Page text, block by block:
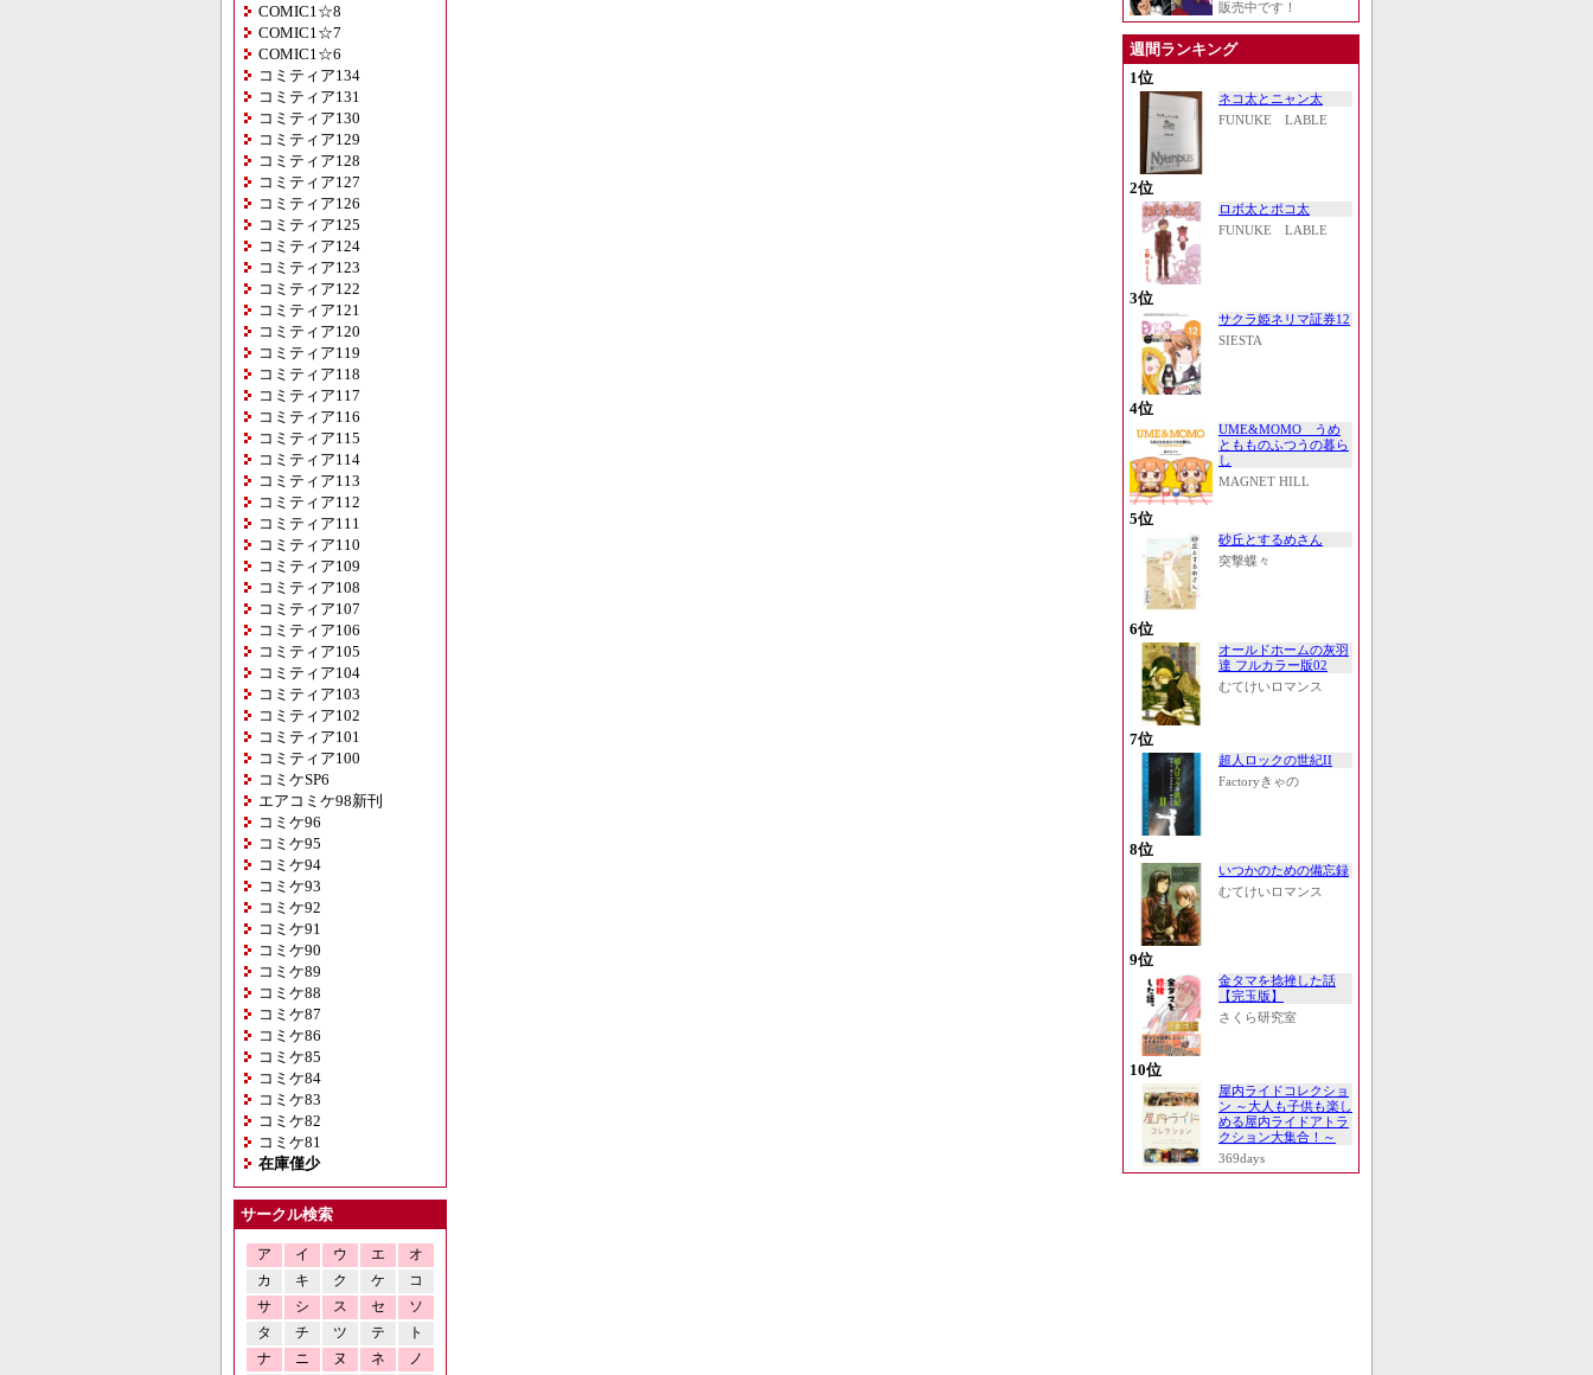
COMIC1☆8
COMIC1☆7
COMIC1☆6
コミティア134
コミティア131
コミティア130
コミティア129
コミティア128
コミティア127
コミティア126
コミティア125
コミティア124
コミティア123
コミティア122
コミティア121
コミティア120
コミティア119
コミティア118
コミティア117
コミティア116
コミティア115
コミティア114
コミティア113
コミティア112
コミティア111
コミティア110
コミティア109
コミティア108
コミティア107
コミティア106
コミティア105
コミティア104
コミティア103
コミティア102
コミティア101
コミティア100
コミケSP6
エアコミケ98新刊
コミケ96
コミケ95
コミケ94
コミケ93
コミケ92
コミケ91
コミケ90
コミケ89
コミケ88
コミケ87
コミケ86
コミケ85
コミケ84
コミケ83
コミケ82
コミケ81
在庫僅少
サークル検索
ア イ ウ エ
オ
カ
キ ク ケ
コ
サ
シ ス セ
ソ
タ
チ ツ テ
ト
ナ
ニ ヌ ネ
ノ
販売中です！
週間ランキング
1位
ネコ太とニャン太
FUNUKE LABLE
2位
ロボ太とポコ太
FUNUKE LABLE
3位
サクラ姫ネリマ証券12
SIESTA
4位
UME&MOMO うめ
ともものふつうの暮ら
し
MAGNET HILL
5位
砂丘とするめさん
突撃蝶々
6位
オールドホームの灰羽
達 フルカラー版02
むてけいロマンス
7位
超人ロックの世紀II
Factoryきゃの
8位
いつかのための備忘録
むてけいロマンス
9位
金タマを捻挫した話
【完玉版】
さくら研究室
10位
屋内ライドコレクショ
ン ～大人も子供も楽し
める屋内ライドアトラ
クション大集合！～
369days